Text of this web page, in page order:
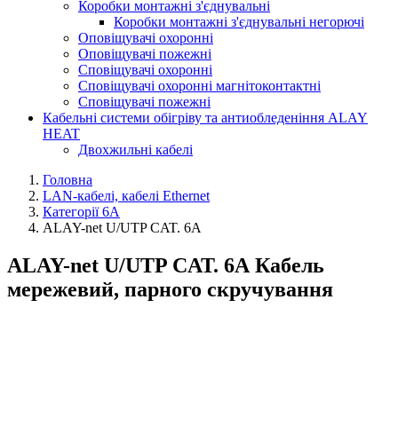
Коробки монтажні з'єднувальні
Коробки монтажні з'єднувальні негорючі
Оповіщувачі охоронні
Оповіщувачі пожежні
Сповіщувачі охоронні
Сповіщувачі охоронні магнітоконтактні
Сповіщувачі пожежні
Кабельні системи обігріву та антиобледеніння ALAY
HEAT
Двохжильні кабелі
Головна
LAN-кабелі, кабелі Ethernet
Категорії 6А
ALAY-net U/UTP CAT. 6А
ALAY-net U/UTP CAT. 6А Кабель
мережевий, парного скручування